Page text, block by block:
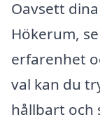
Oavsett
Hökerum,
erfarenhet
val kan du
hållbart och